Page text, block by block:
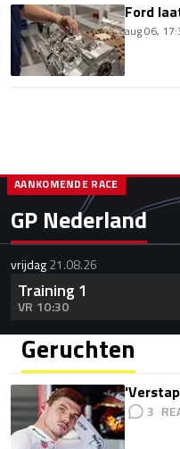
Ford
aug 06,
GP Nederland
AANKOMENDE RACE
vrijdag21.08.26
Training 1
VR 10:30
Geruchten
3